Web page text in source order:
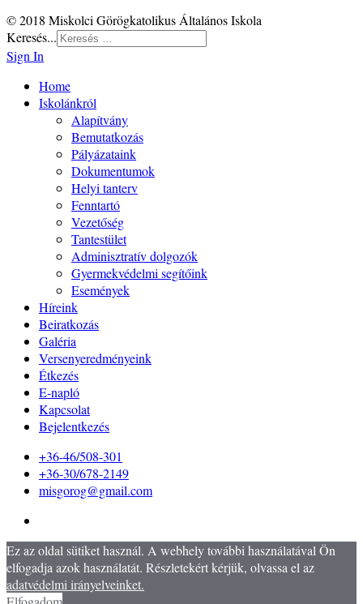
© 2018 Miskolci Görögkatolikus Általános Iskola
Keresés...
Sign In
Home
Iskolánkról
Alapítvány
Bemutatkozás
Pályázataink
Dokumentumok
Helyi tanterv
Fenntartó
Vezetőség
Tantestület
Adminisztratív dolgozók
Gyermekvédelmi segítőink
Események
Híreink
Beiratkozás
Galéria
Versenyeredményeink
Étkezés
E-napló
Kapcsolat
Bejelentkezés
+36-46/508-301
+36-30/678-2149
misgorog@gmail.com
Ez az oldal sütiket használ. A webhely további használatával Ön
elfogadja azok használatát. Részletekért kérjük, olvassa el az
adatvédelmi irányelveinket.